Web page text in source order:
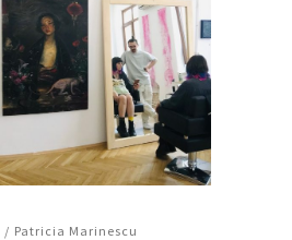
Patricia Marinescu